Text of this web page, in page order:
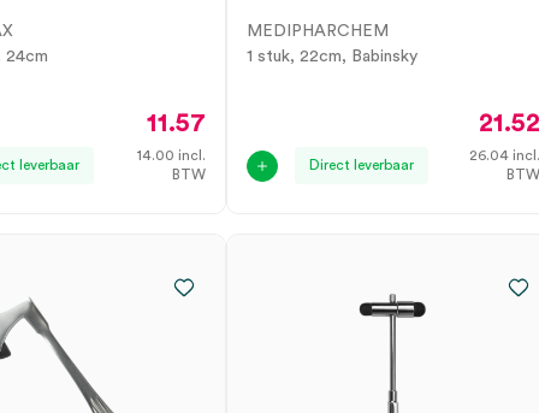
24cm
leverbaar
11.57
14.00 incl.
BTW
MEDIPHARCHEM
1 stuk, 22cm, Babinsky
Direct leverbaar
21.52
26.04 incl.
BTW